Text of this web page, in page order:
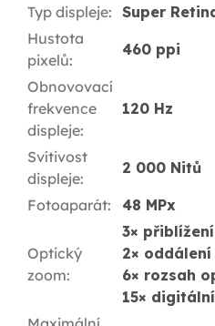
Typ displeje: Super
Hustota
pixelů:
460 ppi
Obnovovací
frekvence
displeje:
120 Hz
Svítivost
displeje:
2 000 Nitů
Fotoaparát: 48 MPx
Optický
zoom:
3×
2×
6× rozsah
15×